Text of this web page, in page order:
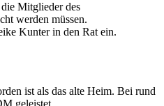
Mitglieder des
werden müssen.
Kunter in den Rat ein.
ist als das alte Heim. Bei rund
geleistet.